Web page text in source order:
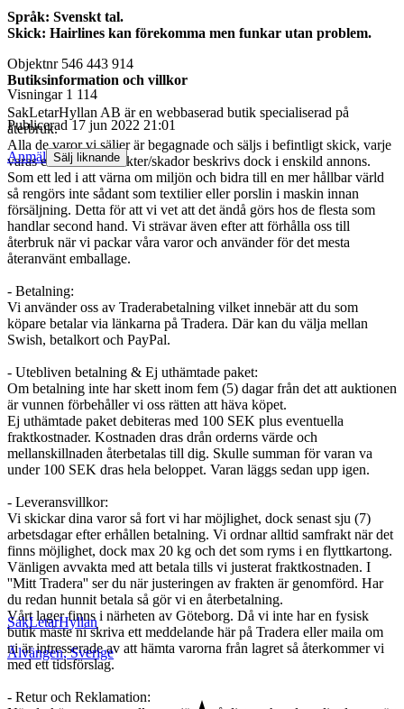
Språk: Svenskt tal.
Skick: Hairlines kan förekomma men funkar utan problem.
Butiksinformation och villkor
SakLetarHyllan AB är en webbaserad butik specialiserad på
återbruk.
Alla de varor vi säljer är begagnade och säljs i befintligt skick, varje
varas eventuella defekter/skador beskrivs dock i enskild annons.
Som ett led i att värna om miljön och bidra till en mer hållbar värld
så rengörs inte sådant som textilier eller porslin i maskin innan
försäljning. Detta för att vi vet att det ändå görs hos de flesta som
handlar second hand. Vi strävar även efter att förhålla oss till
återbruk när vi packar våra varor och använder för det mesta
återanvänt emballage.
- Betalning:
Vi använder oss av Traderabetalning vilket innebär att du som
köpare betalar via länkarna på Tradera. Där kan du välja mellan
Swish, betalkort och PayPal.
- Utebliven betalning & Ej uthämtade paket:
Om betalning inte har skett inom fem (5) dagar från det att auktionen
är vunnen förbehåller vi oss rätten att häva köpet.
Ej uthämtade paket debiteras med 100 SEK plus eventuella
fraktkostnader. Kostnaden dras drån orderns värde och
mellanskillnaden återbetalas till dig. Skulle summan för varan va
under 100 SEK dras hela beloppet. Varan läggs sedan upp igen.
- Leveransvillkor:
Vi skickar dina varor så fort vi har möjlighet, dock senast sju (7)
arbetsdagar efter erhållen betalning. Vi ordnar alltid samfrakt när det
finns möjlighet, dock max 20 kg och det som ryms i en flyttkartong.
Vänligen avvakta med att betala tills vi justerat fraktkostnaden. I
''Mitt Tradera'' ser du när justeringen av frakten är genomförd. Har
du redan hunnit betala så gör vi en återbetalning.
Vårt lager finns i närheten av Göteborg. Då vi inte har en fysisk
butik måste ni skriva ett meddelande här på Tradera eller maila om
ni är intresserade av att hämta varorna från lagret så återkommer vi
med ett tidsförslag.
- Retur och Reklamation:
Objektnr 546 443 914
Visningar 1 114
Publicerad 17 jun 2022 21:01
Anmäl Sälj liknande
SakLetarHyllan
Älvängen,Sverige